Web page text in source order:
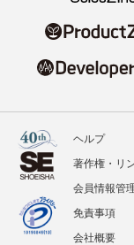
ヘルプ
著作権・リ
会員情報管
免責事項
会社概要